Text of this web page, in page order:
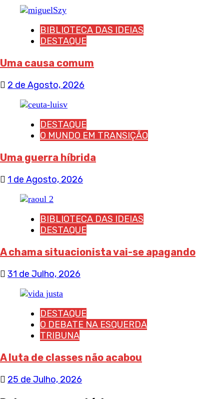
BIBLIOTECA DAS IDEIAS
DESTAQUE
Uma causa comum
2 de Agosto, 2026
DESTAQUE
O MUNDO EM TRANSIÇÃO
Uma guerra híbrida
1 de Agosto, 2026
BIBLIOTECA DAS IDEIAS
DESTAQUE
A chama situacionista vai-se apagando
31 de Julho, 2026
DESTAQUE
O DEBATE NA ESQUERDA
TRIBUNA
A luta de classes não acabou
25 de Julho, 2026